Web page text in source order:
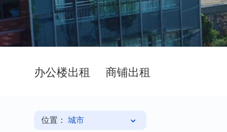
办公楼出租 商铺出租
位置：